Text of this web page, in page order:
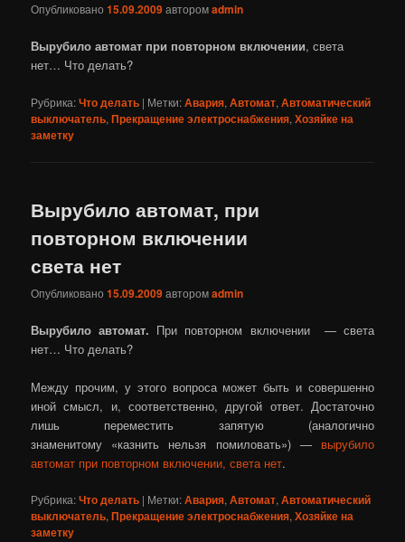
Опубликовано15.09.2009авторомadmin
Вырубило автомат при повторном включении, света
нет… Что делать?
Рубрика:Что делать | Метки:Авария,Автомат,Автоматический
выключатель,Прекращение электроснабжения,Хозяйке на
заметку
Вырубило автомат, при
повторном включении
света нет
Опубликовано15.09.2009авторомadmin
Вырубило автомат. При повторном включении — света
нет… Что делать?
Между прочим, у этого вопроса может быть и совершенно
иной смысл, и, соответственно, другой ответ. Достаточно
лишь переместить запятую (аналогично
знаменитому «казнить нельзя помиловать») — вырубило
автомат при повторном включении, света нет.
Рубрика:Что делать | Метки:Авария,Автомат,Автоматический
выключатель,Прекращение электроснабжения,Хозяйке на
заметку